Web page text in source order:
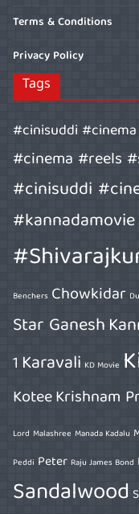
Terms & Conditions
Privacy Policy
Tags
#cinisuddi
#cinema #reels
#cinisuddi
#kannadamovie
Benchers Chowkidar
Star Ganesh
1 Karavali KD Movie
KoteeKrishnam
Lord Malashree Manada Kadalu
Peddi Peter Raju James Bond
Sandalwood